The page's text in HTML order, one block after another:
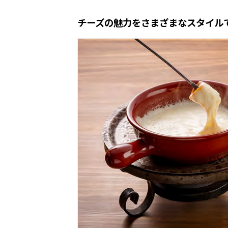
チーズの魅力をさまざまなスタイル